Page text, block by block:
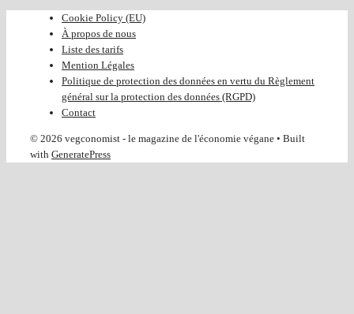
Cookie Policy (EU)
À propos de nous
Liste des tarifs
Mention Légales
Politique de protection des données en vertu du Règlement
général sur la protection des données (RGPD)
Contact
© 2026 vegconomist - le magazine de l'économie végane • Built
with GeneratePress